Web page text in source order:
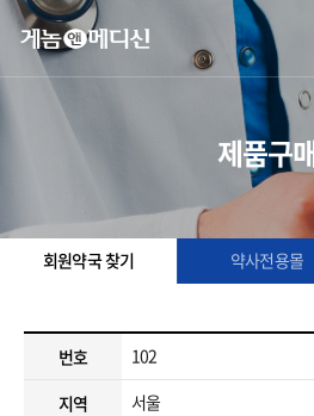
제품구매
회원약국 찾기 약사전용몰
번호
102
지역
서울